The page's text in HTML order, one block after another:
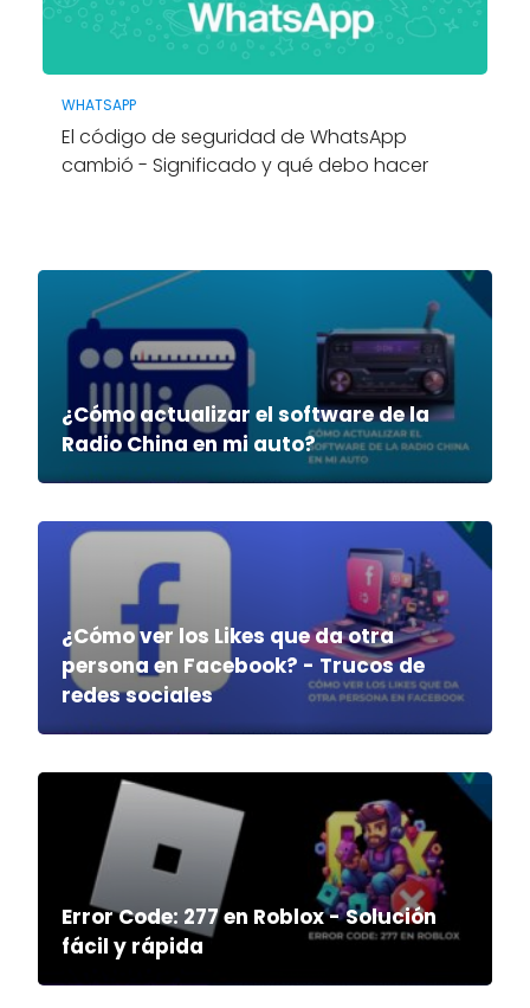
WHATSAPP
El código de seguridad de WhatsApp
cambió - Significado y qué debo hacer
¿Cómo actualizar el software de la
Radio China en mi auto?
¿Cómo ver los Likes que da otra
persona en Facebook? - Trucos de
redes sociales
Error Code: 277 en Roblox - Solución
fácil y rápida